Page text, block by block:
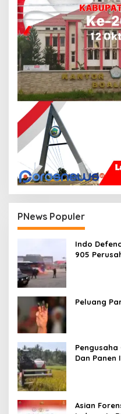
PNews Populer
Indo
905
Peluang
Dan
Asian